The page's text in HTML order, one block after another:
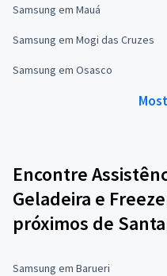
Samsung em Mauá
Samsung em Mogi das Cruzes
Samsung em Osasco
Encontre
Geladeira e
próximos de
Samsung em Barueri